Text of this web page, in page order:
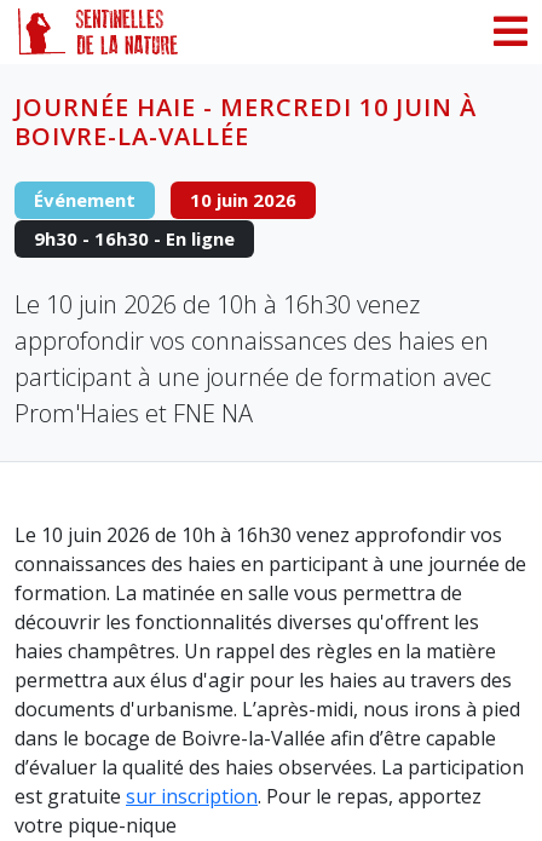
JOURNÉE HAIE - MERCREDI 10 JUIN À
BOIVRE-LA-VALLÉE
Événement
10 juin 2026
9h30 - 16h30 - En ligne
Le 10 juin 2026 de 10h à 16h30 venez
approfondir vos connaissances des haies en
participant à une journée de formation avec
Prom'Haies et FNE NA
Le 10 juin 2026 de 10h à 16h30 venez approfondir vos
connaissances des haies en participant à une journée de
formation. La matinée en salle vous permettra de
découvrir les fonctionnalités diverses qu'offrent les
haies champêtres. Un rappel des règles en la matière
permettra aux élus d'agir pour les haies au travers des
documents d'urbanisme. L’après-midi, nous irons à pied
dans le bocage de Boivre-la-Vallée afin d’être capable
d’évaluer la qualité des haies observées. La participation
est gratuite sur inscription. Pour le repas, apportez
votre pique-nique
Panneau de gestion des cookies